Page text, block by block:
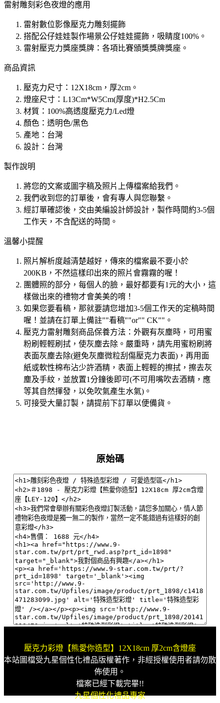
雷射雕刻彩色夜燈的應用
雷射數位影像壓克力雕刻擺飾
搭配公仔娃娃製作場景公仔娃娃擺飾，吸睛度100%。
雷射壓克力獎座獎牌：各項比賽頒獎獎牌獎座。
商品資訊
壓克力尺寸：12X18cm，厚2cm。
燈座尺寸：L13Cm*W5Cm(厚度)*H2.5Cm
材質：100%高透度壓克力/Led燈
顏色：透明色/黑色
產地：台灣
設計：台灣
製作說明
將您的文案或圖字稿及照片上傳檔案給我們。
我們收到您的訂單後，會有專人與您聯繫。
經訂單確認後，交由美編設計師設計，製作時間約3-5個
工作天，不含配送的時間。
溫馨小提醒
照片解析度越清楚越好，傳來的檔案最不要小於
200KB，不然這樣印出來的照片會霧霧的喔！
團體照的部分，每個人的臉，最好都要有1元的大小，這
樣做出來的禮物才會美美的唷！
如果您要看稿，那就要請您增加3-5個工作天的定稿時間
喔！並請在訂單上備註""看稿""or"" CK""。
壓克力雷射雕刻商品保養方法：外觀有灰塵時，可用蜜
粉刷輕輕刷拭，使灰塵去除。嚴重時，請先用蜜粉刷將
表面灰塵去除(避免灰塵微粒刮傷壓克力表面)，再用面
紙或軟性棉布沾少許酒精，表面上輕輕的擦拭，擦去灰
塵及手紋，並放置1分鐘後即可(不可用嘴吹去酒精，應
等其自然揮發，以免吹氣產生水氣)。
可接受大量訂製，請提前下訂單以便備貨。
原始碼
壓克力彩燈【熊愛你造型】12X18cm 厚2cm含燈座
本站圖檔受九星個性化禮品版權著作，非經授權使用者請勿散
佈使用。
檔案已經下載完畢!!
九星個性化禮品專家